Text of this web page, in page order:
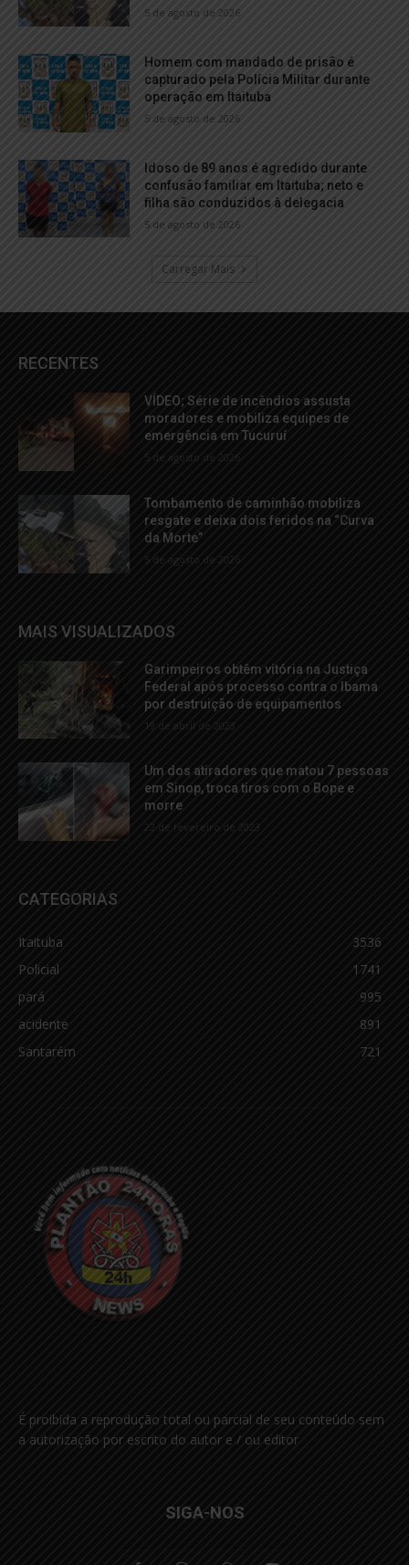
5 de agosto de 2026
Homem com mandado de prisão é
capturado pela Polícia Militar durante
operação em Itaituba
5 de agosto de 2026
Idoso de 89 anos é agredido durante
confusão familiar em Itaituba; neto e
filha são conduzidos à delegacia
5 de agosto de 2026
Carregar Mais
RECENTES
VÍDEO; Série de incêndios assusta
moradores e mobiliza equipes de
emergência em Tucuruí
5 de agosto de 2026
Tombamento de caminhão mobiliza
resgate e deixa dois feridos na “Curva
da Morte”
5 de agosto de 2026
MAIS VISUALIZADOS
Garimpeiros obtêm vitória na Justiça
Federal após processo contra o Ibama
por destruição de equipamentos
19 de abril de 2023
Um dos atiradores que matou 7 pessoas
em Sinop, troca tiros com o Bope e
morre
22 de fevereiro de 2023
CATEGORIAS
Itaituba
3536
Policial
1741
pará
995
acidente
891
Santarém
721
É proibida a reprodução total ou parcial de seu conteúdo sem
a autorização por escrito do autor e / ou editor
SIGA-NOS